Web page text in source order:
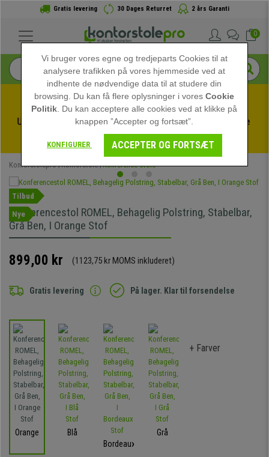
Gratis levering 30 Dages Returret 2 års Garanti
0
Udnyt sommerudsalget hos kontorstolepro! Eksklusive
rabatter i en begrænset periode - Se tilbuddet
Kontorstolepro Kontorstole Konference Stole
Tilbud
Nye
Konferencestol ROMEL, Behagelig Polstring, Stabelbar,
Grå Ben, I Orange Stof
899,00 kr (1123,75 kr MOMS inkluderet)
Gratis levering På lager. Klar til forsendelse
Orange
Blå
Bordeaux
Grå
+ Farver
Vi bruger vores egne og tredjeparts Cookies til at
analysere trafikken på vores hjemmeside ved at
indhente de nødvendige data til at studere din
browsing. Du kan få flere oplysninger i voresCookie
Politik . Du kan acceptere alle cookies ved at klikke på
knappen ”Accepter og fortsæt”.
KONFIGURER ACCEPTER OG FORTSÆT